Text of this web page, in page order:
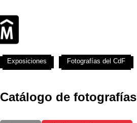
Catálogo de fotografías
Exposiciones Fotografías del CdF